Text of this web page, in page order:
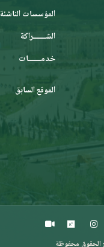
المؤسسات الناشئة
الشـــــــراكة
خدمـــــــات
الموقع السابق